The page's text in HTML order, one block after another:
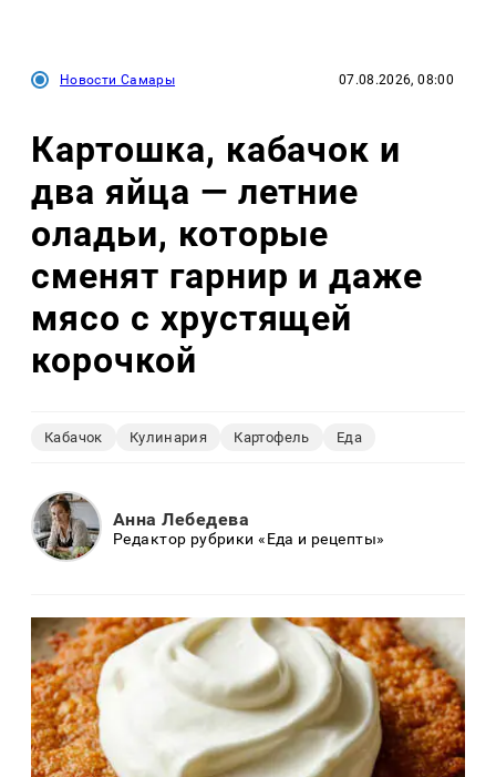
Новости Самары 07.08.2026, 08:00
Картошка, кабачок и
два яйца — летние
оладьи, которые
сменят гарнир и даже
мясо с хрустящей
корочкой
Кабачок Кулинария Картофель Еда
Анна Лебедева
Редактор рубрики «Еда и рецепты»